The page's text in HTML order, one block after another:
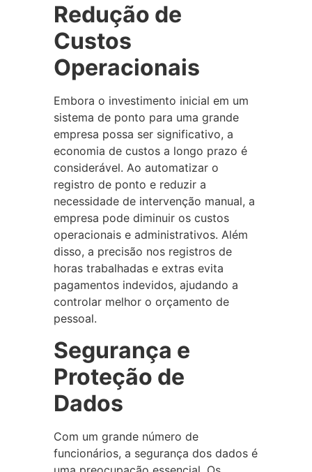
Redução de
Custos
Operacionais
Embora o investimento inicial em um
sistema de ponto para uma grande
empresa possa ser significativo, a
economia de custos a longo prazo é
considerável. Ao automatizar o
registro de ponto e reduzir a
necessidade de intervenção manual, a
empresa pode diminuir os custos
operacionais e administrativos. Além
disso, a precisão nos registros de
horas trabalhadas e extras evita
pagamentos indevidos, ajudando a
controlar melhor o orçamento de
pessoal.
Segurança e
Proteção de
Dados
Com um grande número de
funcionários, a segurança dos dados é